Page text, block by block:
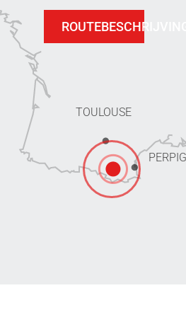
TOULOUSE
ROUTEBESCHRIJVING